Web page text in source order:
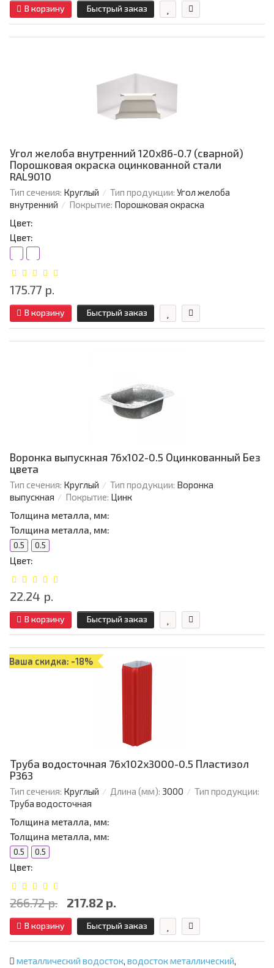
В корзину Быстрый заказ
Угол желоба внутренний 120х86-0.7 (сварной)
Порошковая окраска оцинкованной стали
RAL9010
Тип сечения: Круглый Тип продукции: Угол желоба
внутренний
Покрытие: Порошковая окраска
Цвет:
Цвет:
175.77 р.
В корзину Быстрый заказ
Воронка выпускная 76х102-0.5 Оцинкованный Без
цвета
Тип сечения: Круглый Тип продукции: Воронка
выпускная
Покрытие: Цинк
Толщина металла, мм:
Толщина металла, мм:
0.5 0.5
Цвет:
22.24 р.
В корзину Быстрый заказ
Ваша скидка: -18%
Труба водосточная 76х102х3000-0.5 Пластизол
Р363
Тип сечения: Круглый Длина (мм): 3000
Тип продукции:
Труба водосточная
Толщина металла, мм:
Толщина металла, мм:
0.5 0.5
Цвет:
266.72 р. 217.82 р.
В корзину Быстрый заказ
металлический водосток, водосток металлический,